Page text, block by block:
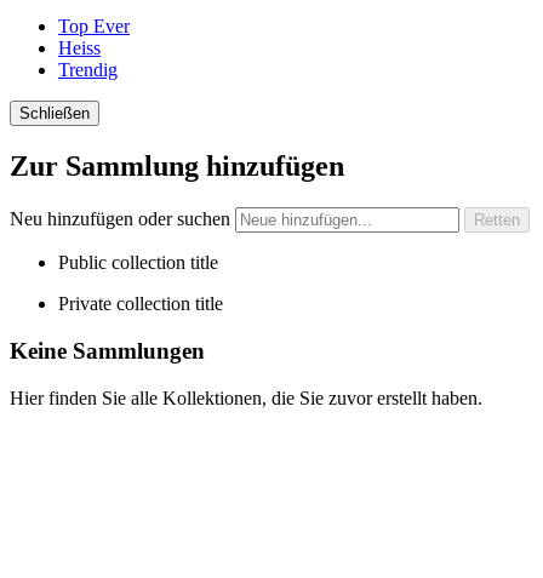
Top Ever
Heiss
Trendig
Schließen
Zur Sammlung hinzufügen
Neu hinzufügen oder suchen
Public collection title
Private collection title
Keine Sammlungen
Hier finden Sie alle Kollektionen, die Sie zuvor erstellt haben.